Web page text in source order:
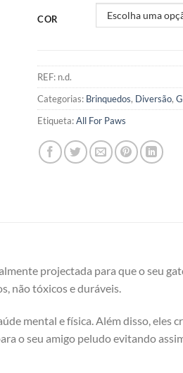
COR
REF: n.d.
Categorias: Brinquedos, Diversão,
Etiqueta:All For Paws
projectada para que o seu
não tóxicos e duráveis.
mental e física. Além disso, eles
o seu amigo peludo evitando